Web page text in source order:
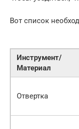
Вот список
Инструмент/
Материал
Отвертка